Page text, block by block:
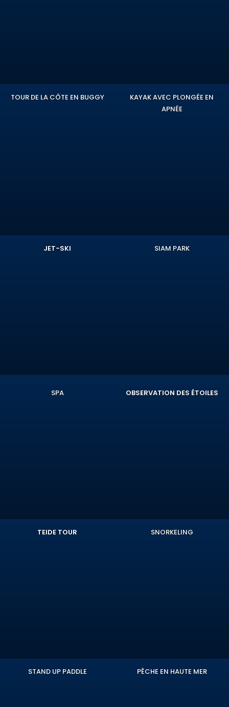
TOUR DE LA CÔTE EN BUGGY
KAYAK AVEC PLONGÉE EN
APNÉE
JET-SKI SIAM PARK
SPA OBSERVATION DES ÉTOILES
TEIDE TOUR SNORKELING
STAND UP PADDLE PÊCHE EN HAUTE MER